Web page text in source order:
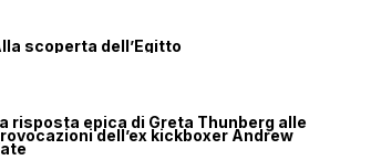
scoperta dell’Egitto
risposta epica di Greta Thunberg alle
dell’ex kickboxer Andrew